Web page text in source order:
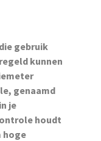
gebruik
kunnen
genaamd
je
houdt
hoge